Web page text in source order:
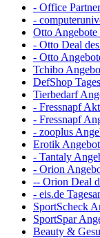
- Office
-
Otto
- Otto Deal
- Otto
Tchibo
DefShop
Tierbedarf
- Fressnapf
- Fressnapf
- zooplus
Erotik
- Tantaly
- Orion
-- Orion Deal
- eis.de
SportScheck
SportSpar
Beauty &